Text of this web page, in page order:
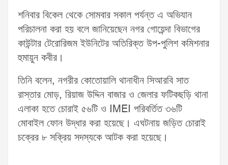
শনিবার বিকেল থেকে সোমবার সকাল পর্যন্ত এ অভিযান
পরিচালনা করা হয় বলে জানিয়েছেন নগর গোয়েন্দা বিভাগের
কাউন্টার টেরোরিজম ইউনিটের অতিরিক্ত উপ-পুলিশ কমিশনার
হুমায়ুন কবীর।
তিনি বলেন, নগরীর কোতোয়ালি থানাধীন সিআরবি সাত
রাস্তার মোড়, রিয়াজ উদ্দিন বাজার ও জেলার ফটিকছড়ি থানা
এলাকা হতে চোরাই ৫৬টি ও IMEI পরিবর্তিত ৩৬টি
মোবাইল ফোন উদ্ধার করা হয়েছে। এঘটনায় জড়িত চোরাই
চক্রের ৮ সক্রিয় সদস্যকে আটক করা হয়েছে।